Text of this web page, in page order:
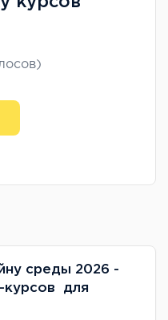
среды 2026 -
курсов для